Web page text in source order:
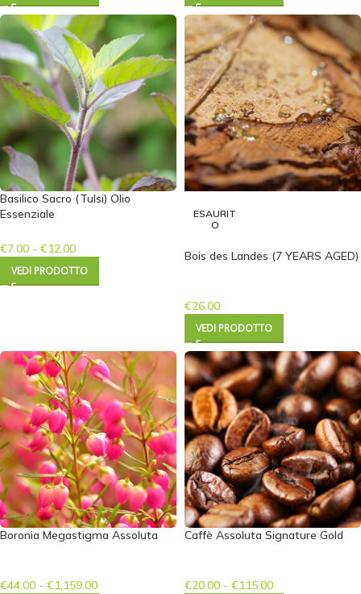
Basilico Sacro (Tulsi) Olio
Essenziale
€7.00 - €12.00
VEDI PRODOTTO
ESAURIT
O
Bois des Landes (7 YEARS AGED)
€26.00
VEDI PRODOTTO
Boronia Megastigma Assoluta
€44.00 - €1,159.00
Caffè Assoluta Signature Gold
€20.00 - €115.00